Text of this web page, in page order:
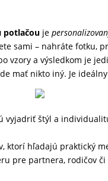
potlačouje
sami – nahráte fotku,
vzory a výsledkom je
mať nikto iný. Je
vyjadriť štýl a
ktorí hľadajú praktický
pre partnera, rodičov či